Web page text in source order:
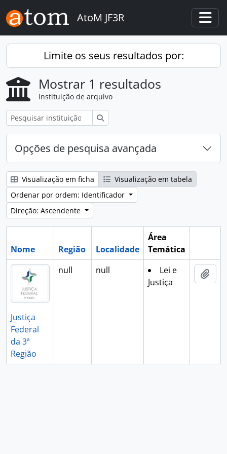
Skip to main content
AtoM JF3R
Limite os seus resultados por:
Mostrar 1 resultados
Instituição de arquivo
Opções de pesquisa avançada
Visualização em ficha
Visualização em tabela
Ordenar por ordem: Identificador
Direção: Ascendente
Nome Região Localidade
Área
Temática
Área
Justiça
Federal
da 3ª
Região
null null
Lei e
Justiça